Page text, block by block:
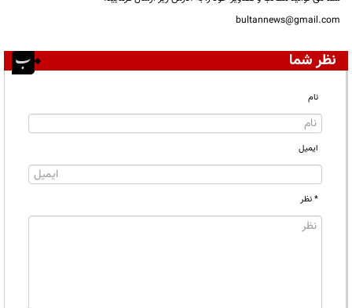
bultannews@gmail.com
نظر شما
نام
ایمیل
* نظر